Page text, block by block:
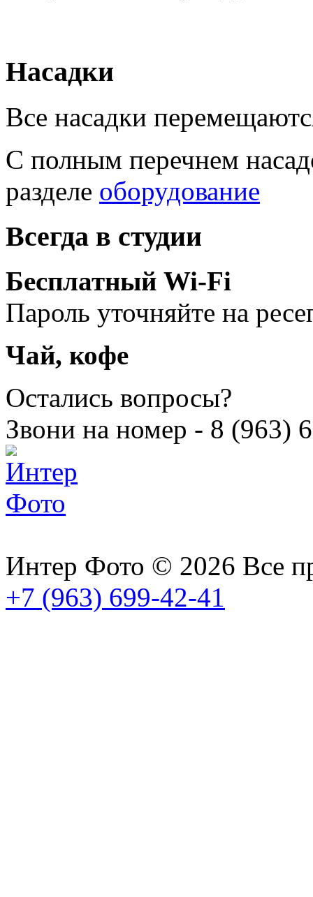
Насадки
Все насадки
С полным перечнем
разделе оборудование
Всегда в студии
Бесплатный Wi-Fi
Пароль уточняйте на
Чай, кофе
Остались вопросы?
Звони на номер - 8 (963)
Интер Фото © 2026 Все
+7 (963) 699-42-41